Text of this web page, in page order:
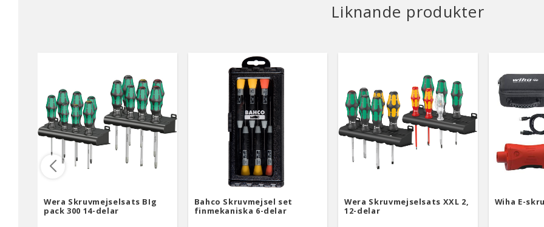
Liknande produkter
Wera Skruvmejselsats BIg
pack 300 14-delar
Bahco Skruvmejsel set
finmekaniska 6-delar
Wera Skruvmejselsats XXL 2,
12-delar
Wiha E-